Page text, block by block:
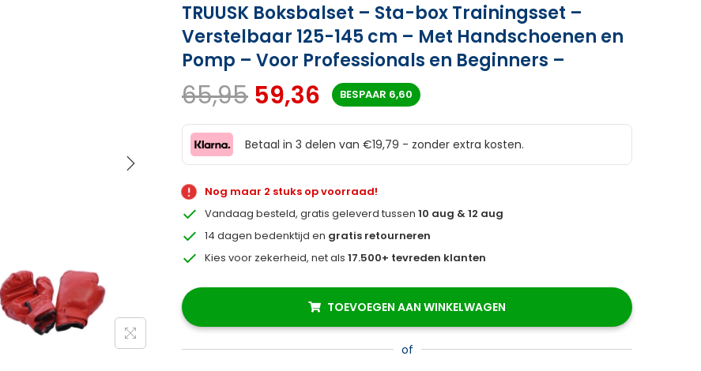
TRUUSK Boksbalset – Sta-box Trainingsset –
Verstelbaar 125-145 cm – Met Handschoenen en
Pomp – Voor Professionals en Beginners –
65,95 59,36 BESPAAR 6,60
Betaal in 3 delen van €19,79 - zonder extra kosten.
Nog maar 2 stuks op voorraad!
Vandaag besteld, gratis geleverd tussen10 aug & 12 aug
14 dagen bedenktijd en gratis retourneren
Kies voor zekerheid, net als17.500+ tevreden klanten
TOEVOEGEN AAN WINKELWAGEN
of